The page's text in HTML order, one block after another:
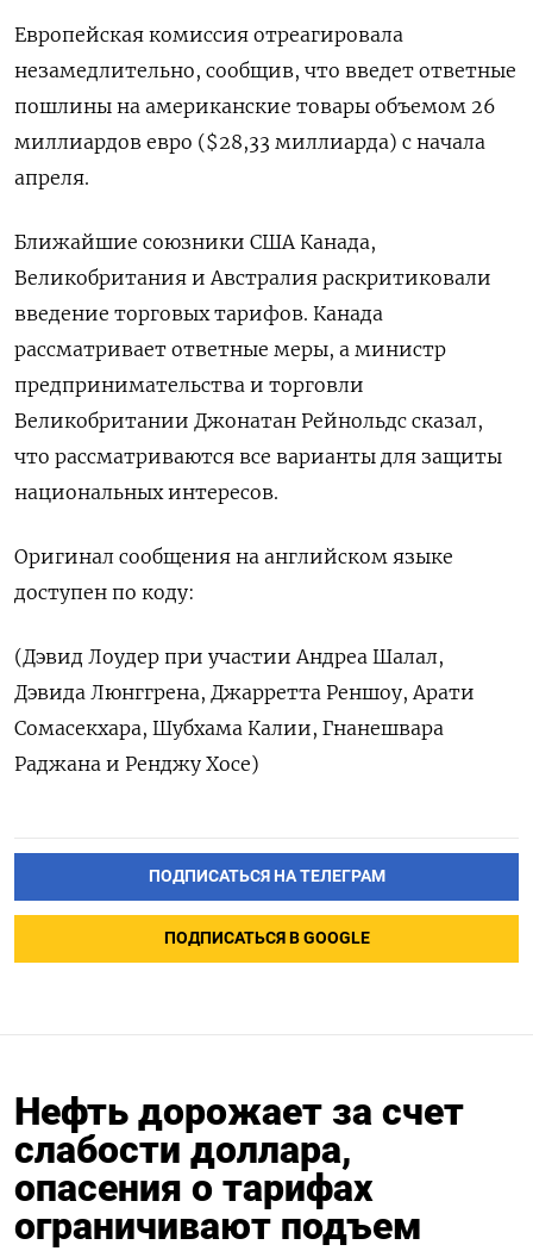
Европейская комиссия отреагировала
незамедлительно, сообщив, что введет ответные
пошлины на американские товары объемом 26
миллиардов евро ($28,33 миллиарда) с начала
апреля.
Ближайшие союзники США Канада,
Великобритания и Австралия раскритиковали
введение торговых тарифов. Канада
рассматривает ответные меры, а министр
предпринимательства и торговли
Великобритании Джонатан Рейнольдс сказал,
что рассматриваются все варианты для защиты
национальных интересов.
Оригинал сообщения на английском языке
доступен по коду:
(Дэвид Лоудер при участии Андреа Шалал,
Дэвида Люнггрена, Джарретта Реншоу, Арати
Сомасекхара, Шубхама Калии, Гнанешвара
Раджана и Ренджу Хосе)
ПОДПИСАТЬСЯ НА ТЕЛЕГРАМ
ПОДПИСАТЬСЯ В GOOGLE
Нефть дорожает за счет
слабости доллара,
опасения о тарифах
ограничивают подъем